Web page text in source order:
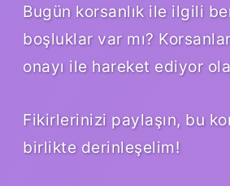
Bugün korsanlık ile ilgili
boşluklar var mı?
onayı ile hareket ediyor
Fikirlerinizi paylaşın, bu
birlikte derinleşelim!